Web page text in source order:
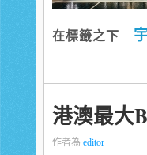
在標籤之下
港澳最大
作者為 editor